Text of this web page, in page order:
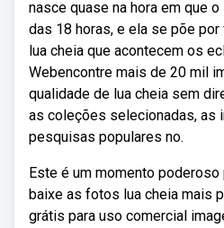
nasce quase na hora em que
das 18 horas, e ela se põe por
lua cheia que acontecem os
Webencontre mais de 20 mil
qualidade de lua cheia sem
as coleções selecionadas, as
pesquisas populares no.
Este é um momento poderoso
baixe as fotos lua cheia mais
grátis para uso comercial